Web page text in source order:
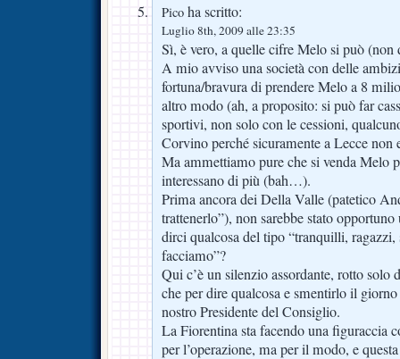
Pico ha scritto:
Luglio 8th, 2009 alle 23:35
Sì, è vero, a quelle cifre Melo si può (non
A mio avviso una società con delle
fortuna/bravura di prendere Melo a 8
altro modo (ah, a proposito: si può far
sportivi, non solo con le cessioni,
Corvino perché sicuramente a Lecce non
Ma ammettiamo pure che si venda Melo
interessano di più (bah…).
Prima ancora dei Della Valle (patetico
trattenerlo”), non sarebbe stato
dirci qualcosa del tipo “tranquilli, ragazzi,
facciamo”?
Qui c’è un silenzio assordante, rotto solo
che per dire qualcosa e smentirlo il
nostro Presidente del Consiglio.
La Fiorentina sta facendo una figuraccia
per l’operazione, ma per il modo, e